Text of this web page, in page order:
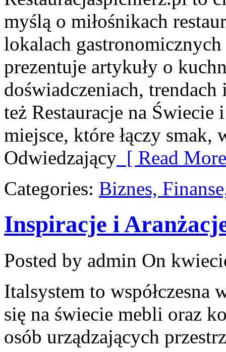
myślą o miłośnikach
lokalach
prezentuje artykuły o
doświadczeniach,
też Restauracje na Świecie
miejsce, które łączy smak,
Odwiedzający [ Read
Categories: Biznes,
Inspiracje i
Posted by admin On
Italsystem to
się na świecie mebli oraz
osób urządzających